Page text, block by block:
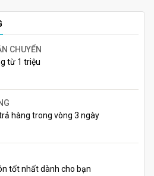
CHUYỂN
từ 1 triệu
hàng trong vòng 3 ngày
tốt nhất dành cho bạn